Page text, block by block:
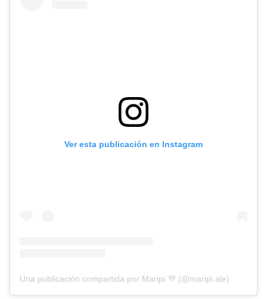
Ver esta publicación en Instagram
Una publicación compartida por Maripi 💜 (@maripi.ale)